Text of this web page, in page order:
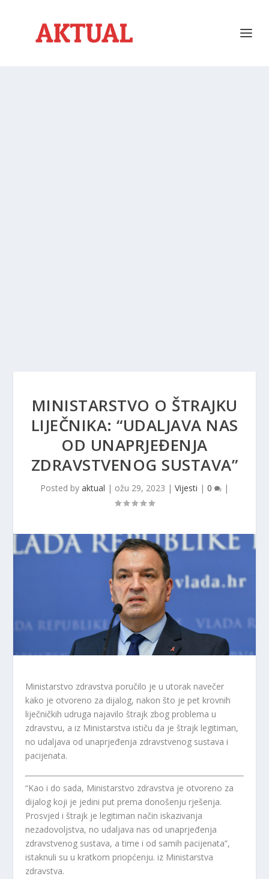
MINISTARSTVO O ŠTRAJKU
LIJEČNIKA: “UDALJAVA NAS
OD UNAPRJEĐENJA
ZDRAVSTVENOG SUSTAVA”
Posted by aktual | ožu 29, 2023 | Vijesti | 0 |
Ministarstvo zdravstva poručilo je u utorak navečer
kako je otvoreno za dijalog, nakon što je pet krovnih
liječničkih udruga najavilo štrajk zbog problema u
zdravstvu, a iz Ministarstva ističu da je štrajk legitiman,
no udaljava od unaprjeđenja zdravstvenog sustava i
pacijenata.
“Kao i do sada, Ministarstvo zdravstva je otvoreno za
dijalog koji je jedini put prema donošenju rješenja.
Prosvjed i štrajk je legitiman način iskazivanja
nezadovoljstva, no udaljava nas od unaprjeđenja
zdravstvenog sustava, a time i od samih pacijenata”,
istaknuli su u kratkom priopćenju. iz Ministarstva
zdravstva.